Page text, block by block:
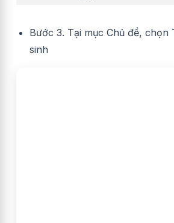
Bước 3. Tại mục Chủ đề, chọn
sinh